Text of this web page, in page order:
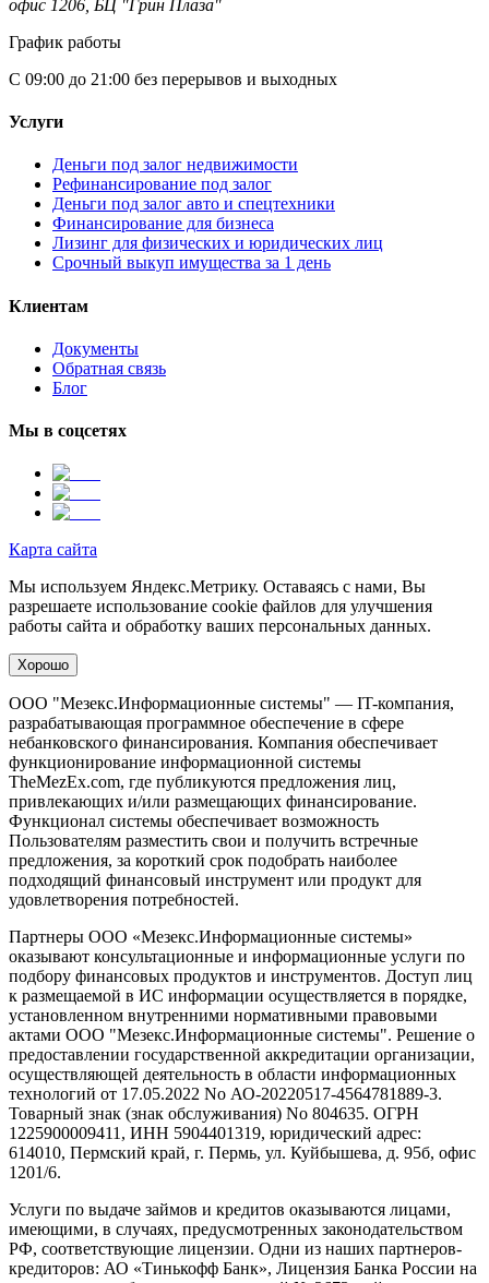
офис 1206, БЦ "Грин Плаза"
График работы
С 09:00 до 21:00 без перерывов и выходных
Услуги
Деньги под залог недвижимости
Рефинансирование под залог
Деньги под залог авто и спецтехники
Финансирование для бизнеса
Лизинг для физических и юридических лиц
Срочный выкуп имущества за 1 день
Клиентам
Документы
Обратная связь
Блог
Мы в соцсетях
Карта сайта
Мы используем Яндекс.Метрику. Оставаясь с нами, Вы
разрешаете использование cookie файлов для улучшения
работы сайта и обработку ваших персональных данных.
Хорошо
ООО "Мезекс.Информационные системы" — IT-компания,
разрабатывающая программное обеспечение в сфере
небанковского финансирования. Компания обеспечивает
функционирование информационной системы
TheMezEx.com, где публикуются предложения лиц,
привлекающих и/или размещающих финансирование.
Функционал системы обеспечивает возможность
Пользователям разместить свои и получить встречные
предложения, за короткий срок подобрать наиболее
подходящий финансовый инструмент или продукт для
удовлетворения потребностей.
Партнеры ООО «Мезекс.Информационные системы»
оказывают консультационные и информационные услуги по
подбору финансовых продуктов и инструментов. Доступ лиц
к размещаемой в ИС информации осуществляется в порядке,
установленном внутренними нормативными правовыми
актами ООО "Мезекс.Информационные системы". Решение о
предоставлении государственной аккредитации организации,
осуществляющей деятельность в области информационных
технологий от 17.05.2022 No АО-20220517-4564781889-3.
Товарный знак (знак обслуживания) No 804635. ОГРН
1225900009411, ИНН 5904401319, юридический адрес:
614010, Пермский край, г. Пермь, ул. Куйбышева, д. 95б, офис
1201/6.
Услуги по выдаче займов и кредитов оказываются лицами,
имеющими, в случаях, предусмотренных законодательством
РФ, соответствующие лицензии. Одни из наших партнеров-
кредиторов: АО «Тинькофф Банк», Лицензия Банка России на